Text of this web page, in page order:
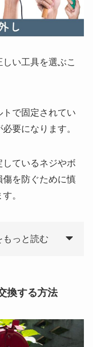
い工具を選ぶこ
で固定されてい
要になります。
ているネジやボ
を防ぐために慎
。
もっと読む
換する方法